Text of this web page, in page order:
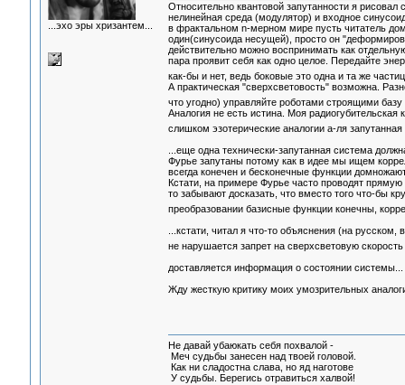
...эхо эры хризантем...
Относительно квантовой запутанности я
нелинейная среда (модулятор) и входное
в фрактальном n-мерном мире пусть читатель
один(синусоида несущей), просто он
действительно можно воспринимать как
пара проявит себя как одно целое. Передайте
как-бы и нет, ведь боковые это одна и та же
А практическая "сверхсветовость" возможна.
что угодно) управляйте роботами строящими
Аналогия не есть истина. Моя
слишком эзотерические аналогии а-ля
...еще одна технически-запутанная система
Фурье запутаны потому как в идее мы ищем
всегда конечен и бесконечные функции
Кстати, на примере Фурье часто проводят
то забывают досказать, что вместо того что-бы
преобразовании базисные функции конечны,
...кстати, читал я что-то объяснения (на
не нарушается запрет на сверхсветовую
доставляется информация о состоянии
Жду жесткую критику моих умозрительных
Не давай убаюкать себя похвалой -
Меч судьбы занесен над твоей головой.
Как ни сладостна слава, но яд наготове
У судьбы. Берегись отравиться халвой!